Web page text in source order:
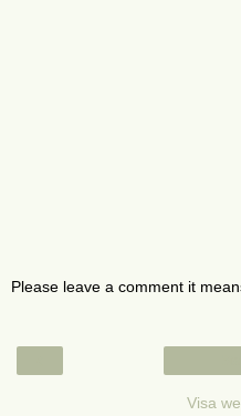
Please leave a comment it
Visa